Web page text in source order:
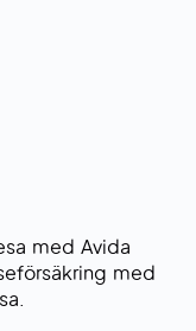
med Avida
med